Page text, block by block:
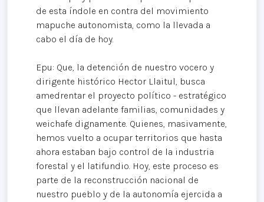
de esta índole en contra del movimiento
mapuche autonomista, como la llevada a
cabo el día de hoy.
Epu: Que, la detención de nuestro vocero y
dirigente histórico Hector Llaitul, busca
amedrentar el proyecto político - estratégico
que llevan adelante familias, comunidades y
weichafe dignamente. Quienes, masivamente,
hemos vuelto a ocupar territorios que hasta
ahora estaban bajo control de la industria
forestal y el latifundio. Hoy, este proceso es
parte de la reconstrucción nacional de
nuestro pueblo y de la autonomía ejercida a